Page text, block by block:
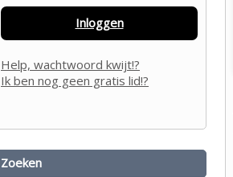
Inloggen
Help, wachtwoord kwijt!?
Ik ben nog geen gratis lid!?
Zoeken